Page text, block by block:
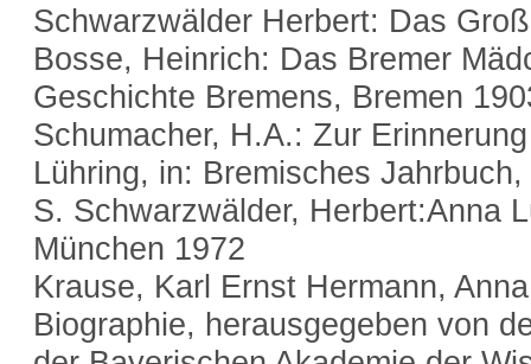
Schwarzwälder Herbert: Das
Bosse, Heinrich: Das Bremer
Geschichte Bremens, Bremen
Schumacher, H.A.: Zur
Lühring, in: Bremisches
S. Schwarzwälder, Herbert:Anna
München 1972
Krause, Karl Ernst Hermann,
Biographie, herausgegeben von